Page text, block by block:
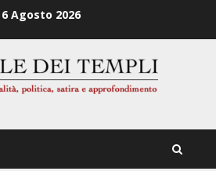
6 Agosto 2026